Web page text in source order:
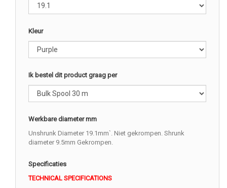
Kleur
Ik bestel dit product graag per
Werkbare diameter mm
Unshrunk Diameter 19.1mm`. Niet gekrompen. Shrunk
diameter 9.5mm Gekrompen.
Specificaties
TECHNICAL SPECIFICATIONS